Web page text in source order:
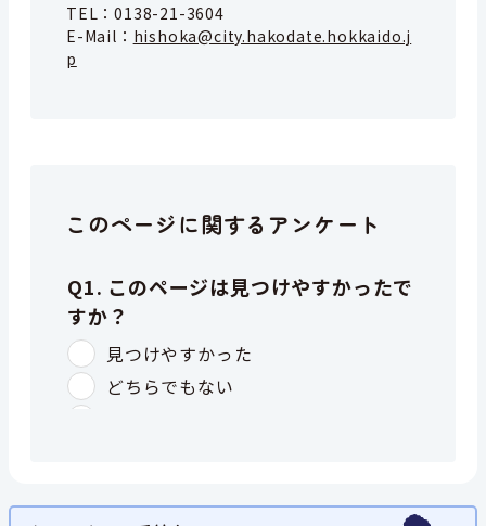
TEL：0138-21-3604
E-Mail： hishoka@city.hakodate.hokkaido.j
p
このページに関するアンケート